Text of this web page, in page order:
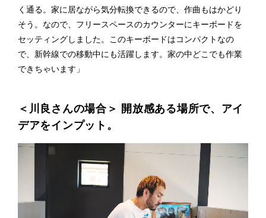
く通る。家に居ながら気分転換できるので、作曲もはかどり
そう。なので、フリースペースのカウンターにキーボードを
セッティングしました。このキーボードはコンパクトなの
で、新幹線での移動中にも活躍します。家の中どこでも作業
できちゃいます」
＜川良さんの場合＞ 開放感ある場所で、アイ
デアをインプット。